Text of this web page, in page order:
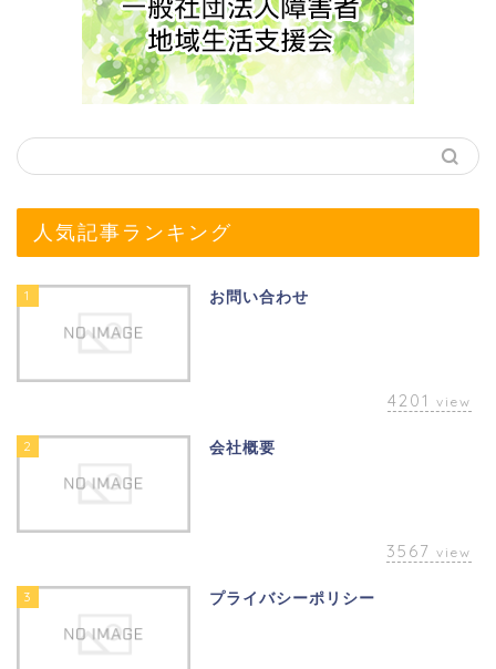
人気記事ランキング
1 お問い合わせ
4201 view
2 会社概要
3567 view
3 プライバシーポリシー